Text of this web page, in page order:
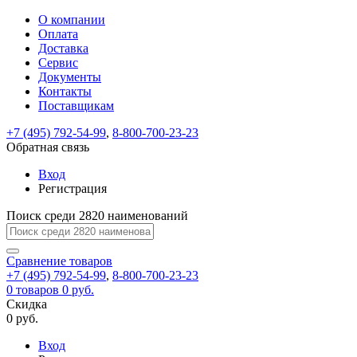
ВходРегистрация
test@example.com
отправлена
по
ней
завершения
регистрации.
Ок
Запомнить
меня
Забыли
Восстановление
пароля
Заполните
форму.
Мы
отправим
ссылку
указанный
электронный
перейдя
по
которой
вы
задать
На
вашу
почту
test@test.ru
ссылка.
Перейдите
по
для
смены
пароля.
Введите
новый
пароль
Сменить
Пароль
успешно
восстановлен
Обратная
связь
Сообщение
пользовательского
сообщение
успешно
отправлено.
О компании
Оплата
Доставка
Сервис
Документы
Контакты
Поставщикам
+7 (495) 792-54-99, 8-800-700-23-23
Обратная связь
Вход
Регистрация
Поиск среди 2820 наименований
Сравнение товаров
+7 (495) 792-54-99, 8-800-700-23-23
0 товаров 0 руб.
Скидка
0 руб.
Вход